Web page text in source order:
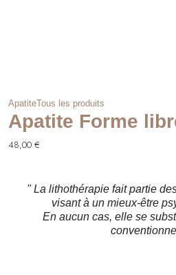
ApatiteTous les produits
Apatite Forme
48,00 €
" La lithothérapie fait partie
visant à un mieux-être
En aucun cas, elle se